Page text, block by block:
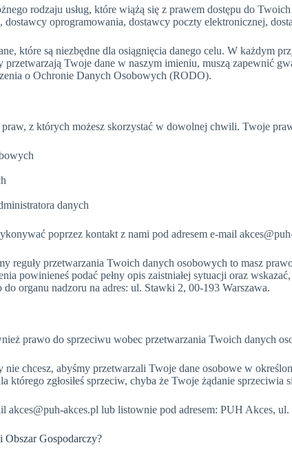
rodzaju usług, które wiążą się z prawem dostępu do
oprogramowania, dostawcy poczty elektronicznej,
które są niezbędne dla osiągnięcia danego celu. W każdym
przetwarzają Twoje dane w naszym imieniu, muszą zapewnić
o Ochronie Danych Osobowych (RODO).
z których możesz skorzystać w dowolnej chwili. Twoje
danych
poprzez kontakt z nami pod adresem e-mail
reguły przetwarzania Twoich danych osobowych to masz
powinieneś podać pełny opis zaistniałej sytuacji oraz
organu nadzoru na adres: ul. Stawki 2, 00-193 Warszawa.
prawo do sprzeciwu wobec przetwarzania Twoich danych
nie chcesz, abyśmy przetwarzali Twoje dane osobowe w
zgłosiłeś sprzeciw, chyba że Twoje żądanie sprzeciwia
akces@puh-akces.pl lub listownie pod adresem: PUH Akces, ul.
Obszar Gospodarczy?